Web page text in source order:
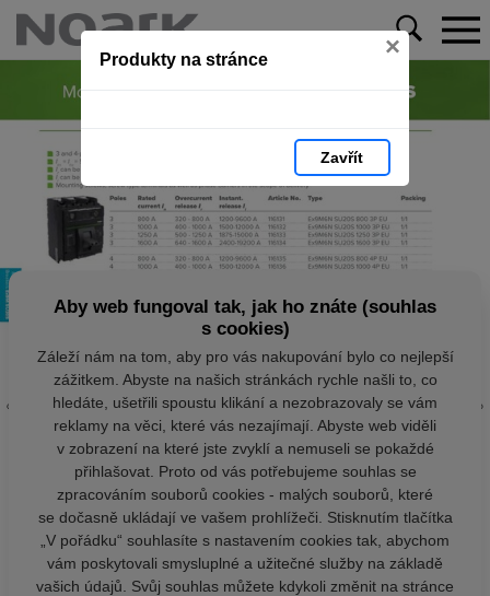
Produkty na stránce ×
Zavřít
Aby web fungoval tak, jak ho znáte (souhlas
s cookies)
Záleží nám na tom, aby pro vás nakupování bylo co nejlepší
zážitkem. Abyste na našich stránkách rychle našli to, co
hledáte, ušetřili spoustu klikání a nezobrazovaly se vám
reklamy na věci, které vás nezajímají. Abyste web viděli
v zobrazení na které jste zvyklí a nemuseli se pokaždé
přihlašovat. Proto od vás potřebujeme souhlas se
zpracováním souborů cookies - malých souborů, které
se dočasně ukládají ve vašem prohlížeči. Stisknutím tlačítka
„V pořádku“ souhlasíte s nastavením cookies tak, abychom
vám poskytovali smysluplné a užitečné služby na základě
vašich údajů. Svůj souhlas můžete kdykoli změnit na stránce